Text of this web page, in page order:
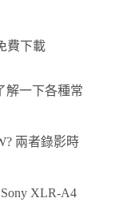
費下載
解一下各種常
兩者錄影時
XLR-A4